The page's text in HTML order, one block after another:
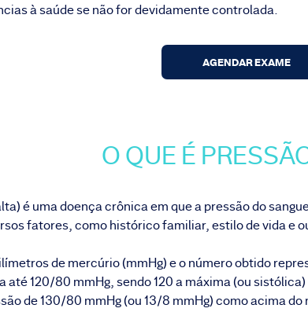
à saúde se não for devidamente controlada.
AGENDAR EXAME
O QUE É
é uma doença crônica em que a pressão do
fatores, como histórico familiar, estilo de vida e
de mercúrio (mmHg) e o número obtido
até 120/80 mmHg, sendo 120 a máxima (ou
de 130/80 mmHg (ou 13/8 mmHg) como acima